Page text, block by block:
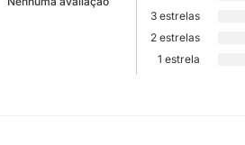
3 estrelas
2 estrelas
1 estrela